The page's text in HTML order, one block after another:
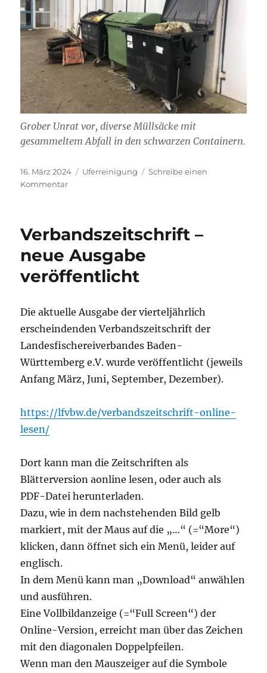
Grober Unrat vor, diverse Müllsäcke mit
gesammeltem Abfall in den schwarzen Containern.
Veröffentlicht
am
16. März 2024 Kategorien
Uferreinigung
Schreibe einen
Kommentarzu
Verbandszeitschrift –
neue Ausgabe
veröffentlicht
Die aktuelle Ausgabe der vierteljährlich
erscheindenden Verbandszeitschrift der
Landesfischereiverbandes Baden-
Württemberg e.V. wurde veröffentlicht (jeweils
Anfang März, Juni, September, Dezember).
https://lfvbw.de/verbandszeitschrift-online-
lesen/
Dort kann man die Zeitschriften als
Blätterversion aonline lesen, oder auch als
PDF-Datei herunterladen.
Dazu, wie in dem nachstehenden Bild gelb
markiert, mit der Maus auf die „…“ (=“More“)
klicken, dann öffnet sich ein Menü, leider auf
englisch.
In dem Menü kann man „Download“ anwählen
und ausführen.
Eine Vollbildanzeige (=“Full Screen“) der
Online-Version, erreicht man über das Zeichen
mit den diagonalen Doppelpfeilen.
Wenn man den Mauszeiger auf die Symbole